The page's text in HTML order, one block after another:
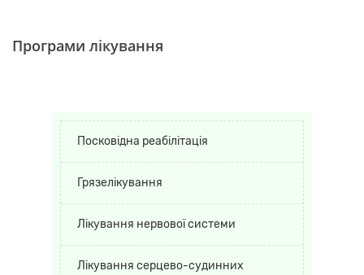
Програми лікування
Посковідна реабілітація
Грязелікування
Лікування нервової системи
Лікування серцево-судинних